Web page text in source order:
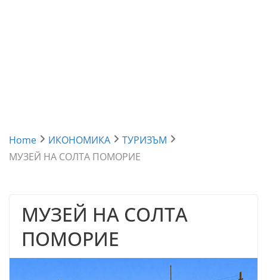
Home ИКОНОМИКА
ТУРИЗЪМ
МУЗЕЙ НА СОЛТА ПОМОРИЕ
МУЗЕЙ НА СОЛТА
ПОМОРИЕ